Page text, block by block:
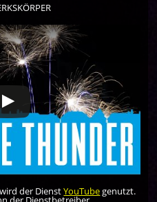
der DienstYouTubegenutzt.